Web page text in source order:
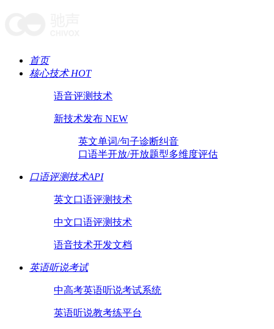
首页
核心技术 HOT
语音评测技术
新技术发布 NEW
英文单词/句子诊断纠音
口语半开放/开放题型多维度评估
口语评测技术API
英文口语评测技术
中文口语评测技术
语音技术开发文档
英语听说考试
中高考英语听说考试系统
英语听说教考练平台